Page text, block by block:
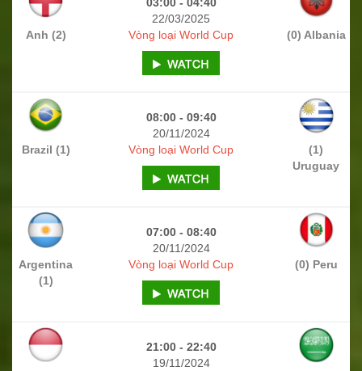
22/03/2025
Anh (2)
(0) Albania
Vòng loại World Cup
08:00 - 09:40
20/11/2024
Brazil (1)
(1)
Uruguay
Vòng loại World Cup
07:00 - 08:40
20/11/2024
Argentina
(1)
(0) Peru
Vòng loại World Cup
21:00 - 22:40
19/11/2024